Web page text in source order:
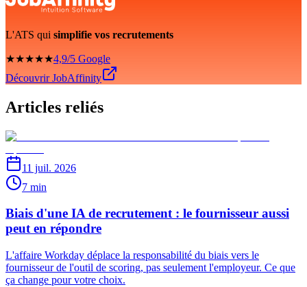
L'ATS qui simplifie vos recrutements
★★★★★4,9/5 Google
Découvrir JobAffinity
Articles reliés
11 juil. 2026
7 min
Biais d'une IA de recrutement : le fournisseur aussi
peut en répondre
L'affaire Workday déplace la responsabilité du biais vers le
fournisseur de l'outil de scoring, pas seulement l'employeur. Ce que
ça change pour votre choix.